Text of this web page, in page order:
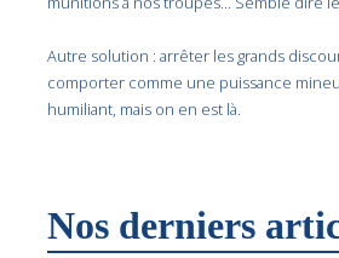
Autre solution : arrêter les grands
comporter comme une puissance
humiliant, mais on en est là.
Nos derniers